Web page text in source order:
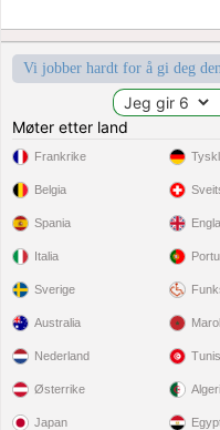
Vi jobber hardt for å gi deg
Møter etter land
Frankrike
Belgia
Spania
Italia
Sverige
Australia
Nederland
Østerrike
Japan